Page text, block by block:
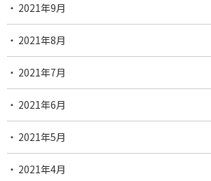
2021年9月
2021年8月
2021年7月
2021年6月
2021年5月
2021年4月